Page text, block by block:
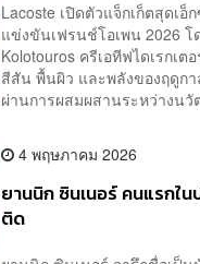
Lacoste เปิดตัวแจ็กเก็ตสุดเ
แข่งขันเฟรนช์โอเพน 2026 โ
Kolotouros ครีเอทีฟไดเรกเ
สีสัน พื้นผิว และพลังของฤดูก
ผ่านการผสมผสานระหว่างน
4 พฤษภาคม 2026
ยานนิก ซินเนอร์ คนแรกใ
ติด